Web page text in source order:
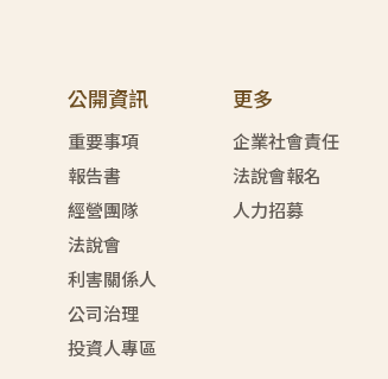
公開資訊
重要事項
報告書
經營團隊
法說會
利害關係人
公司治理
投資人專區
更多
企業社會責任
法說會報名
人力招募